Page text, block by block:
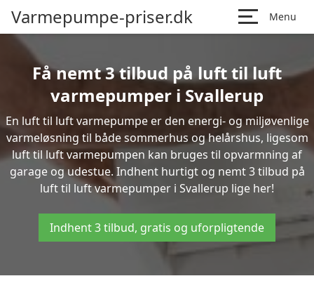
Varmepumpe-priser.dk Menu
Få nemt 3 tilbud på luft til luft
varmepumper i Svallerup
En luft til luft varmepumpe er den energi- og miljøvenlige
varmeløsning til både sommerhus og helårshus, ligesom
luft til luft varmepumpen kan bruges til opvarmning af
garage og udestue. Indhent hurtigt og nemt 3 tilbud på
luft til luft varmepumper i Svallerup lige her!
Indhent 3 tilbud, gratis og uforpligtende